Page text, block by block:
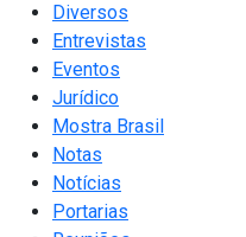
Diversos
Entrevistas
Eventos
Jurídico
Mostra Brasil
Notas
Notícias
Portarias